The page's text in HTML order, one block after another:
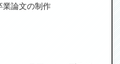
業論文の制作